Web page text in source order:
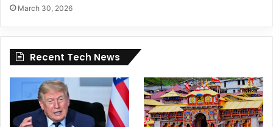
March 30, 2026
Recent Tech News